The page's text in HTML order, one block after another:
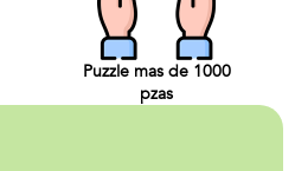
Puzzle mas de 1000
pzas